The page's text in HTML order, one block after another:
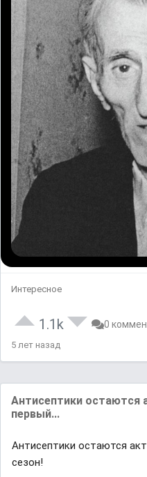
Интересное
1.1k 0
5 лет назад
Антисептики остаются
первый...
Антисептики остаются
сезон!